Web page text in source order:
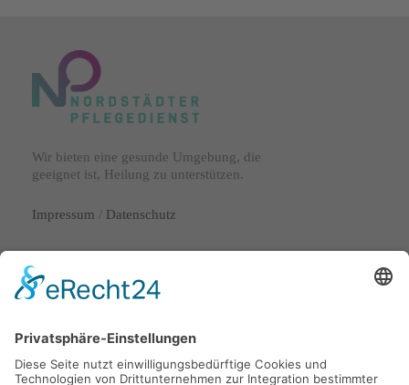
Wir bieten eine gesunde Umgebung, die
geeignet ist, Heilung zu unterstützen.
Impressum / Datenschutz
Lange Laube 29
30159 Hannover
info@nordstaedter-pflegedienst.de